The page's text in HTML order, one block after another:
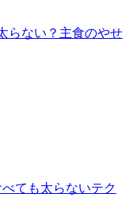
らない？主食のやせ
ても太らないテク